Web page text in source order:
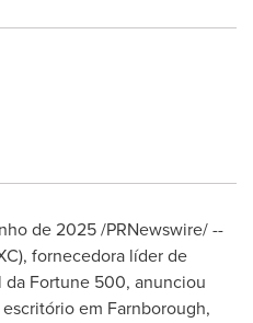
de 2025/PRNewswire/ --
fornecedora líder de
Fortune 500, anunciou
em Farnborough,